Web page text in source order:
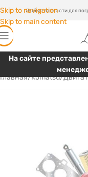
Skip to navigation
Skip to main content
Любые запчасти для
На сайте
Главная/Komatsu/